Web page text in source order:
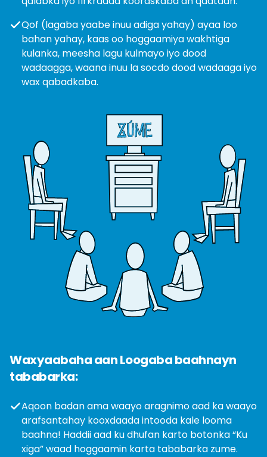
Qof (lagaba yaabe inuu adiga yahay) ayaa loo
bahan yahay, kaas oo hoggaamiya wakhtiga
kulanka, meesha lagu kulmayo iyo dood
wadaagga, waana inuu la socdo dood wadaaga iyo
wax qabadkaba.
Waxyaabaha aan Loogaba baahnayn
tababarka:
Aqoon badan ama waayo aragnimo aad ka waayo
arafsantahay kooxdaada intooda kale looma
baahna! Haddii aad ku dhufan karto botonka “Ku
xiga” waad hoggaamin karta tababarka zume.